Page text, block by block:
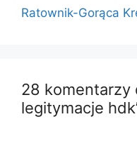
Ratownik-Gorąca
28 komentarzy
legitymacje